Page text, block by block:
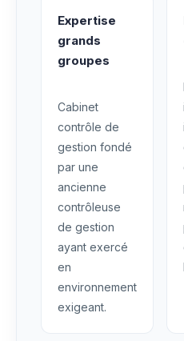
Expertise
grands
groupes
Cabinet
contrôle de
gestion fondé
par une
ancienne
contrôleuse
de gestion
ayant exercé
en
environnement
exigeant.